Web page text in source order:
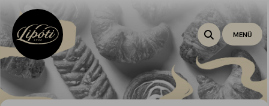
Toggle
MENÜ